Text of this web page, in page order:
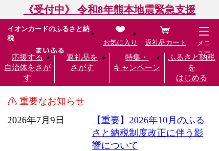
《受付中》 令和8年熊本地震緊急支援
イオンカードのふるさと納
税
応援する
自治体をさが
す
返礼品を
さがす
特集・
キャンペーン
ふるさと納税
を
はじめる
お気に入り 返礼品カート
メニ
ュー
重要なお知らせ
2026年7月9日
【重要】2026年10月のふる
さと納税制度改正に伴う影
響について